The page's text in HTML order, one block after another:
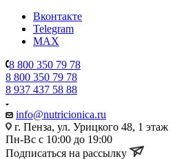
Вконтакте
Telegram
MAX
8 800 350 79 78
8 800 350 79 78
8 937 437 58 88
info@nutricionica.ru
г. Пенза, ул. Урицкого 48, 1 этаж
Пн-Вс с 10:00 до 19:00
Подписаться на рассылку